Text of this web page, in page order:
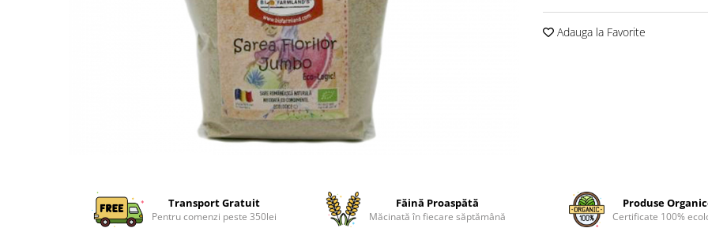
Adauga la Favorite
Transport Gratuit
Pentru comenzi peste 350lei
Făină Proaspătă
Măcinată în fiecare săptămână
Produse
Certificate 100%